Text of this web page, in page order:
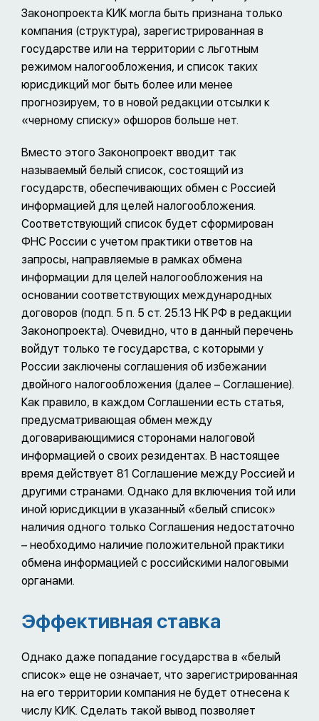
Законопроекта КИК могла быть признана только
компания (структура), зарегистрированная в
государстве или на территории с льготным
режимом налогообложения, и список таких
юрисдикций мог быть более или менее
прогнозируем, то в новой редакции отсылки к
«черному списку» офшоров больше нет.
Вместо этого Законопроект вводит так
называемый белый список, состоящий из
государств, обеспечивающих обмен с Россией
информацией для целей налогообложения.
Соответствующий список будет сформирован
ФНС России с учетом практики ответов на
запросы, направляемые в рамках обмена
информации для целей налогообложения на
основании соответствующих международных
договоров (подп. 5 п. 5 ст. 25.13 НК РФ в редакции
Законопроекта). Очевидно, что в данный перечень
войдут только те государства, с которыми у
России заключены соглашения об избежании
двойного налогообложения (далее – Соглашение).
Как правило, в каждом Соглашении есть статья,
предусматривающая обмен между
договаривающимися сторонами налоговой
информацией о своих резидентах. В настоящее
время действует 81 Соглашение между Россией и
другими странами. Однако для включения той или
иной юрисдикции в указанный «белый список»
наличия одного только Соглашения недостаточно
– необходимо наличие положительной практики
обмена информацией с российскими налоговыми
органами.
Эффективная ставка
Однако даже попадание государства в «белый
список» еще не означает, что зарегистрированная
на его территории компания не будет отнесена к
числу КИК. Сделать такой вывод позволяет